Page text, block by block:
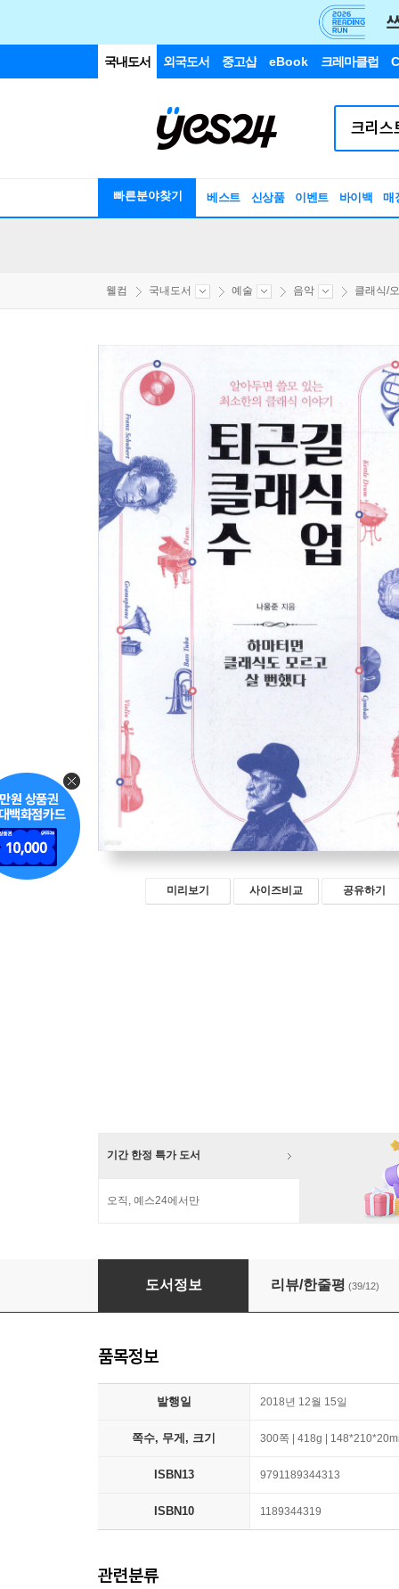
국내도서 외국도서 중고샵 eBook 크레마클럽
빠른분야찾기 베스트 신상품 이벤트 바이백 매
웰컴 국내도서 예술 음악 클래식/
미리보기 사이즈비교 공유하기
기간 한정 특가 도서
오직, 예스24에서만
퇴근길 클래식 수업
도서정보 리뷰/한줄평 (39/12)
품목정보
발행일 2018년 12월 15일
쪽수, 무게, 크기 300쪽 | 418g |
ISBN13 9791189344313
ISBN10 1189344319
관련분류